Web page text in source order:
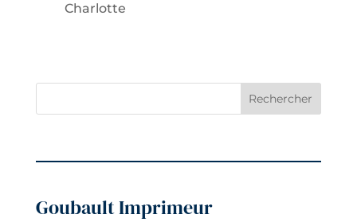
Charlotte
Rechercher
Goubault Imprimeur